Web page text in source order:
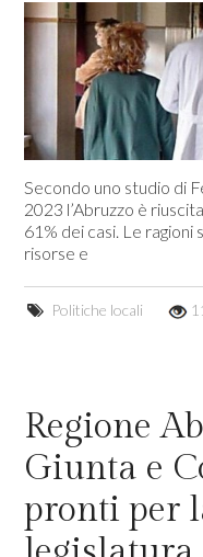
Secondo uno studio di
2023 l’Abruzzo è
61% dei casi. Le ragioni
risorse e
Politiche locali
Regione
Giunta e
pronti per